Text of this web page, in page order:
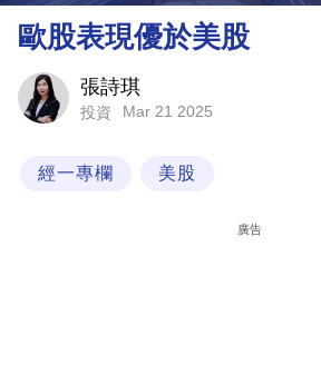
理
財
商
業
歐股表現優於美股
張詩琪
投資 Mar 21 2025
經一專欄 美股
廣告